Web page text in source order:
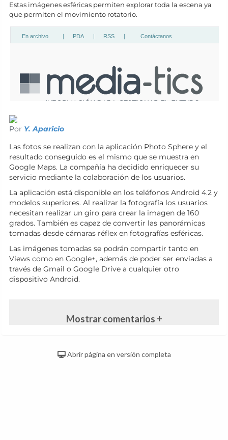
Estas imágenes esféricas permiten explorar toda la escena ya
que permiten el movimiento rotatorio.
Por Y. Aparicio
Las fotos se realizan con la aplicación Photo Sphere y el
resultado conseguido es el mismo que se muestra en
Google Maps. La compañía ha decidido enriquecer su
servicio mediante la colaboración de los usuarios.
La aplicación está disponible en los teléfonos Android 4.2 y
modelos superiores. Al realizar la fotografía los usuarios
necesitan realizar un giro para crear la imagen de 160
grados. También es capaz de convertir las panorámicas
tomadas desde cámaras réflex en fotografías esféricas.
Las imágenes tomadas se podrán compartir tanto en
Views como en Google+, además de poder ser enviadas a
través de Gmail o Google Drive a cualquier otro
dispositivo Android.
Mostrar comentarios +
Abrir página en versión completa